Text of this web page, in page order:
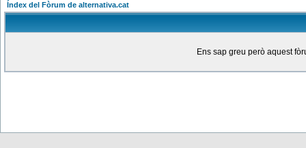
Índex del Fòrum de alternativa.cat
Ens sap greu però aquest